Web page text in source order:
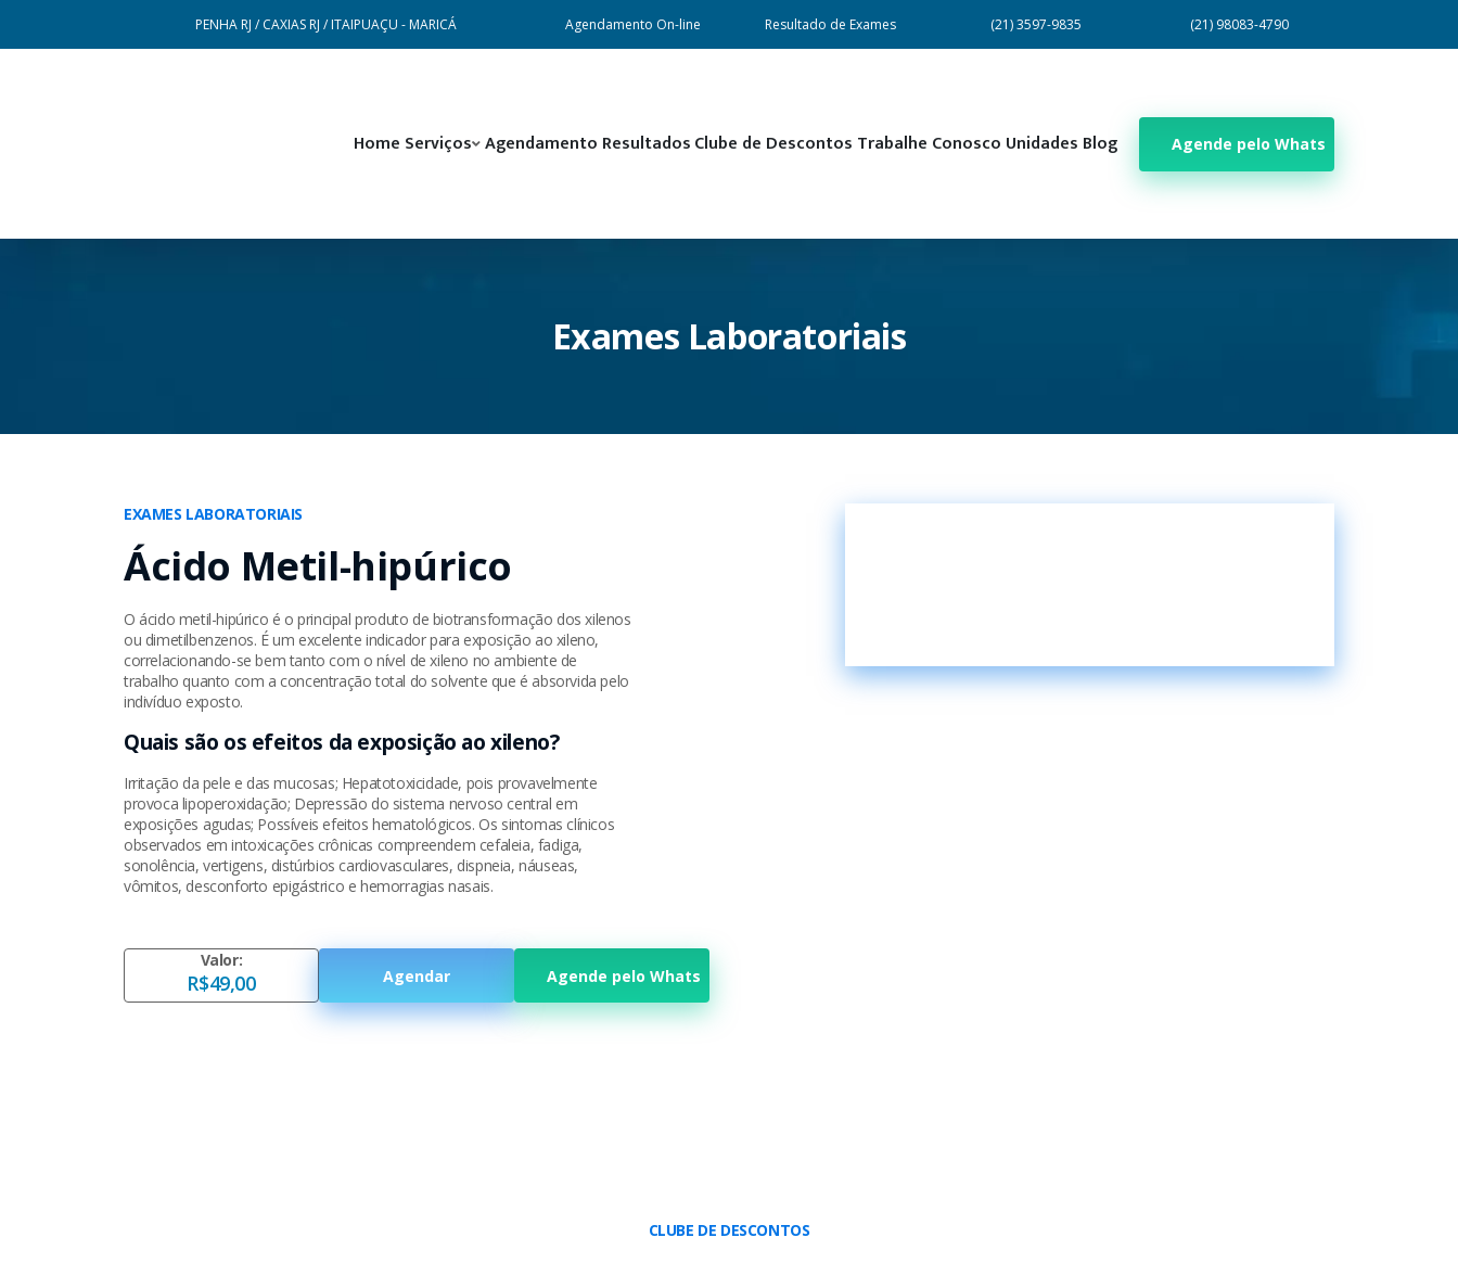
PENHA RJ / CAXIAS RJ / ITAIPUAÇU - MARICÁ Agendamento On-line Resultado de Exames (21) 3597-9835 (21) 98083-4790
Home Serviços Agendamento ResultadosClube de Descontos Trabalhe Conosco Unidades Blog Agende pelo Whats
Exames Laboratoriais
EXAMES LABORATORIAIS
Ácido Metil-hipúrico
O ácido metil-hipúrico é o principal produto de biotransformação dos xilenos
ou dimetilbenzenos. É um excelente indicador para exposição ao xileno,
correlacionando-se bem tanto com o nível de xileno no ambiente de
trabalho quanto com a concentração total do solvente que é absorvida pelo
indivíduo exposto.
Quais são os efeitos da exposição ao xileno?
Irritação da pele e das mucosas; Hepatotoxicidade, pois provavelmente
provoca lipoperoxidação; Depressão do sistema nervoso central em
exposições agudas; Possíveis efeitos hematológicos. Os sintomas clínicos
observados em intoxicações crônicas compreendem cefaleia, fadiga,
sonolência, vertigens, distúrbios cardiovasculares, dispneia, náuseas,
vômitos, desconforto epigástrico e hemorragias nasais.
Valor:
R$49,00 Agendar Agende pelo Whats
CLUBE DE DESCONTOS